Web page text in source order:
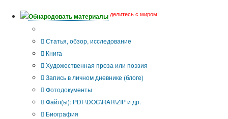
Обнародовать материалы делитесь с миром!
Статья, обзор, исследование
Книга
Художественная проза или поэзия
Запись в личном дневнике (блоге)
Фотодокументы
Файл(ы): PDF\DOC\RAR\ZIP и др.
Биография